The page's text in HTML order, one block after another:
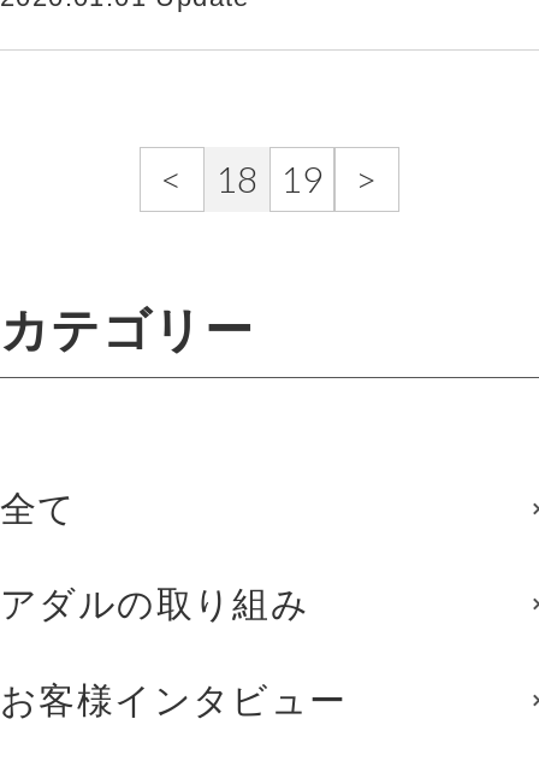
< 18 19 >
カテゴリー
全て
アダルの取り組み
お客様インタビュー